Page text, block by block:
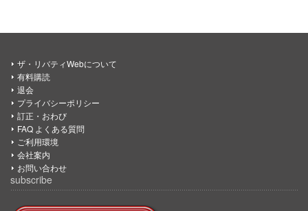
ザ・リバティWebについて
有料購読
退会
プライバシーポリシー
訂正・おわび
FAQ よくある質問
ご利用環境
会社案内
お問い合わせ
subscribe